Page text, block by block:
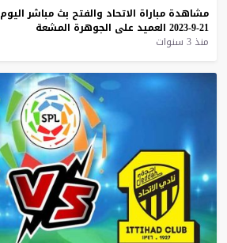
مشاهدة مباراة الاتحاد والفتح بث مباشر اليوم
21-9-2023
العميد على الجوهرة المشعة
منذ 3 سنوات